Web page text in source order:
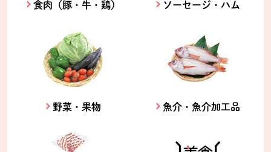
食肉（豚・牛・鶏） ソーセージ・ハム
野菜・果物 魚介・魚介加工品